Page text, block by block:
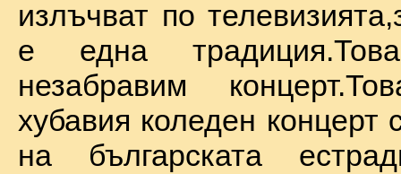
излъчват по
е една
незабравим
хубавия коледен концерт
на българската